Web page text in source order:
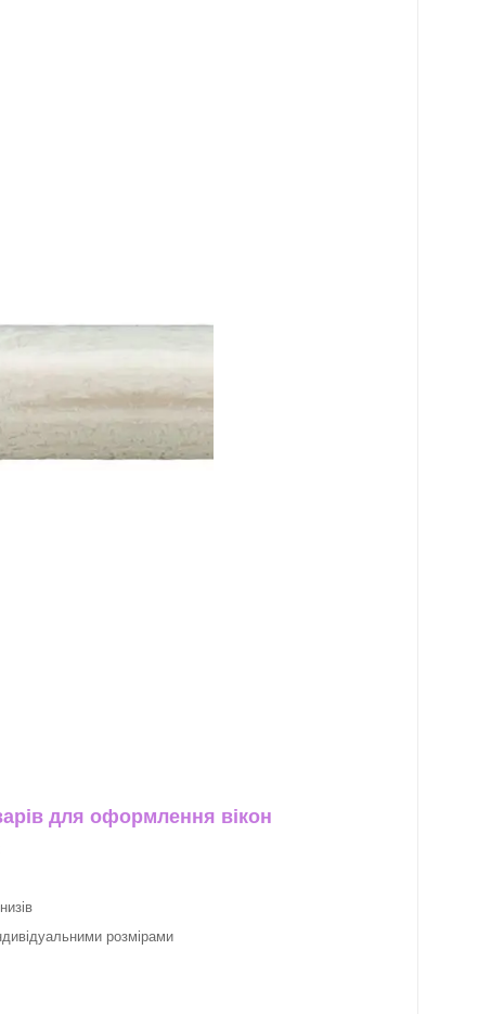
для оформлення вікон
розмірами